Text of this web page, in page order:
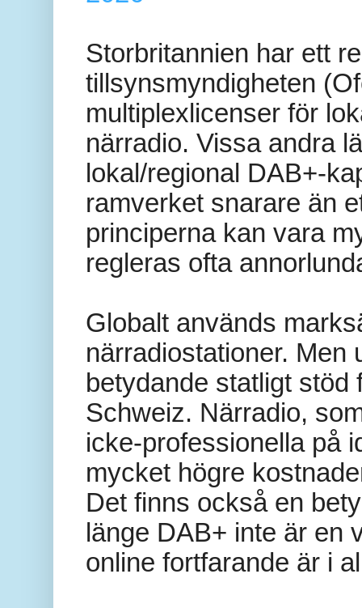
Storbritannien har ett
tillsynsmyndigheten
multiplexlicenser för
närradio. Vissa andra
lokal/regional DAB+-
ramverket snarare än
principerna kan vara
regleras ofta
Globalt används
närradiostationer. Men
betydande statligt
Schweiz. Närradio,
icke-professionella på
mycket högre
Det finns också en
länge DAB+ inte är en
online fortfarande är i